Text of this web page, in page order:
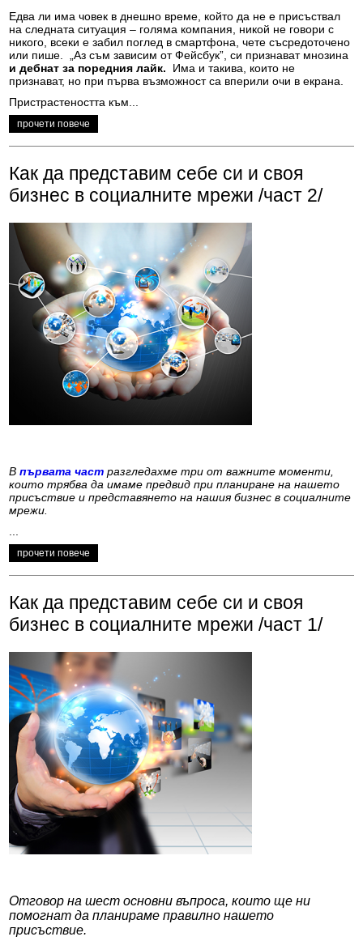
Едва ли има човек в днешно време, който да не е присъствал
на следната ситуация – голяма компания, никой не говори с
никого, всеки е забил поглед в смартфона, чете съсредоточено
или пише. „Аз съм зависим от Фейсбук”, си признават мнозина
и дебнат за поредния лайк. Има и такива, които не
признават, но при първа възможност са вперили очи в екрана.
Пристрастеността към...
прочети повече
Как да представим себе си и своя
бизнес в социалните мрежи /част 2/
Впървата частразгледахме три от важните моменти,
които трябва да имаме предвид при планиране на нашето
присъствие и представянето на нашия бизнес в социалните
мрежи.
прочети повече
Как да представим себе си и своя
бизнес в социалните мрежи /част 1/
Отговор на шест основни въпроса, които ще ни
помогнат да планираме правилно нашето
присъствие.